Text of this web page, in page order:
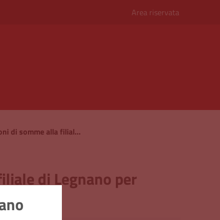
Area riservata
Avvisi della Cassa di Risparmio di spedizioni di somme alla filiale di Legnano per provvedere a rimborsi
di Legnano per